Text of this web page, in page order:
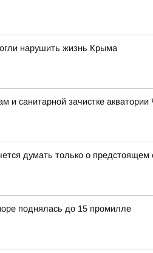
нарушить жизнь Крыма
и санитарной зачистке
думать только о предстоящем
поднялась до 15 промилле